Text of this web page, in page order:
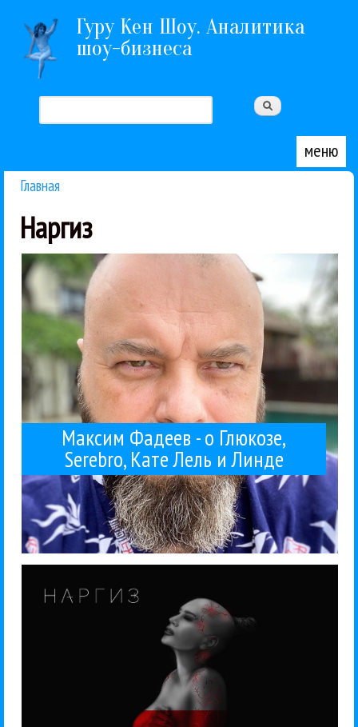
Перейти к основному содержанию
Гуру Кен Шоу. Аналитика
шоу-бизнеса
Форма поиска
меню
Главная
Наргиз
Максим Фадеев - о Глюкозе,
Serebro, Кате Лель и Линде
Максим Фадеев - о Глюкозе,
Serebro, Кате Лель и Линде
Глюкоза Линда
Максим Фадеев поделился воспоминаниями о
очень просили никогда не выпускать эту песню».
Наргиз - «Шум сердца»
отечественного шоу-биза, или все-таки нет?
волнений нет....